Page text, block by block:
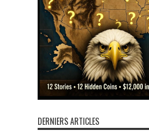
DERNIERS ARTICLES